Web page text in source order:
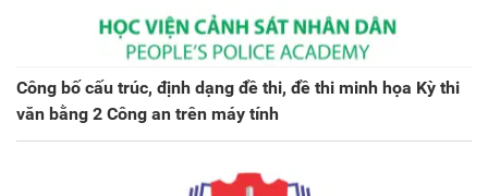
Công bố cấu trúc, định dạng đề thi, đề thi minh họa Kỳ thi
văn bằng 2 Công an trên máy tính